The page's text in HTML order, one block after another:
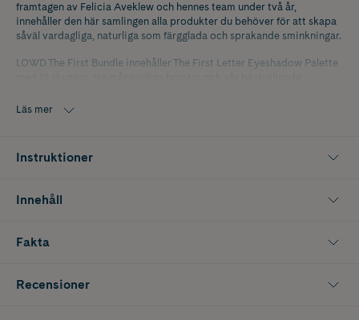
framtagen av Felicia Aveklew och hennes team under två år,
innehåller den här samlingen alla produkter du behöver för att skapa
såväl vardagliga, naturliga som färgglada och sprakande sminkningar.
LOWD The First Bundle innehåller The First Letter Eyeshadow Palette
Läs mer
Instruktioner
Innehåll
Fakta
Recensioner